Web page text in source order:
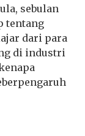
sebulan
tentang
dari para
di industri